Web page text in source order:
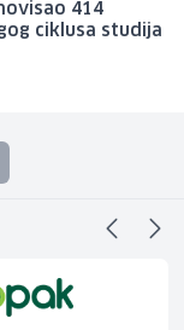
414
ciklusa studija